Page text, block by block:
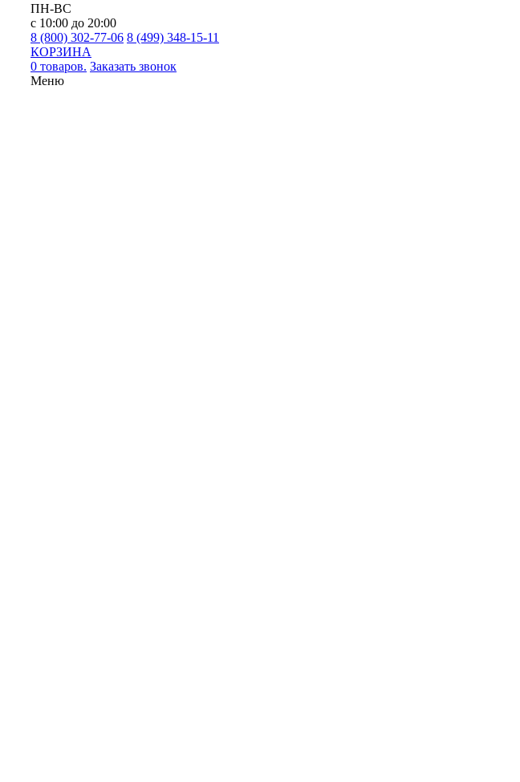
ПН-ВС
с 10:00 до 20:00
8 (800) 302-77-06 8 (499) 348-15-11
КОРЗИНА
0 товаров. Заказать звонок
Меню